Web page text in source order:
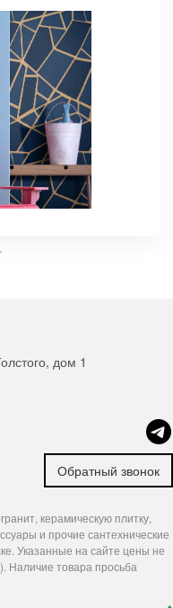
дом 1
Обратный звонок
керамическую плитку,
и прочие сантехнические
Указанные на сайте цены не
Наличие товара просьба